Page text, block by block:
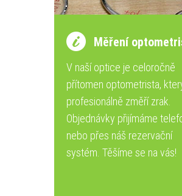
Měření
V naší optice je celoročně
přítomen optometrista,
profesionálně změří zrak.
Objednávky přijímáme
nebo přes náš rezervační
systém. Těšíme se na vás!